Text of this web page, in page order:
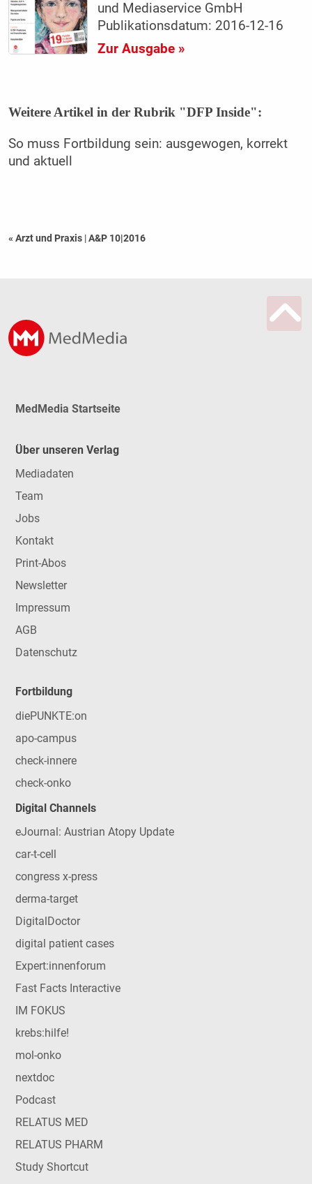
und Mediaservice GmbH
Publikationsdatum: 2016-12-16
Zur Ausgabe »
Weitere Artikel in der Rubrik "DFP Inside":
So muss Fortbildung sein: ausgewogen, korrekt
und aktuell
« Arzt und Praxis |A&P 10|2016
MedMedia Startseite
Über unseren Verlag
Mediadaten
Team
Jobs
Kontakt
Print-Abos
Newsletter
Impressum
AGB
Datenschutz
Fortbildung
diePUNKTE:on
apo-campus
check-innere
check-onko
Digital Channels
eJournal: Austrian Atopy Update
car-t-cell
congress x-press
derma-target
DigitalDoctor
digital patient cases
Expert:innenforum
Fast Facts Interactive
IM FOKUS
krebs:hilfe!
mol-onko
nextdoc
Podcast
RELATUS MED
RELATUS PHARM
Study Shortcut